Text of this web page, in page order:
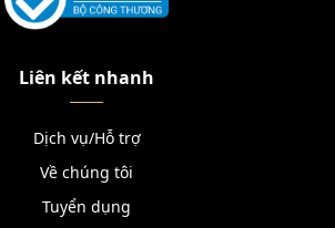
Liên kết nhanh
Dịch vụ/Hỗ trợ
Về chúng tôi
Tuyển dụng